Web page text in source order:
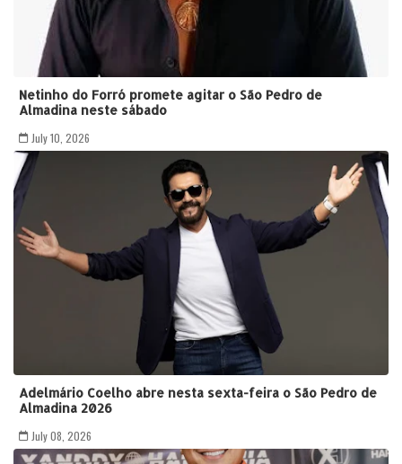
Netinho do Forró promete agitar o São Pedro de
Almadina neste sábado
July 10, 2026
Adelmário Coelho abre nesta sexta-feira o São Pedro de
Almadina 2026
July 08, 2026